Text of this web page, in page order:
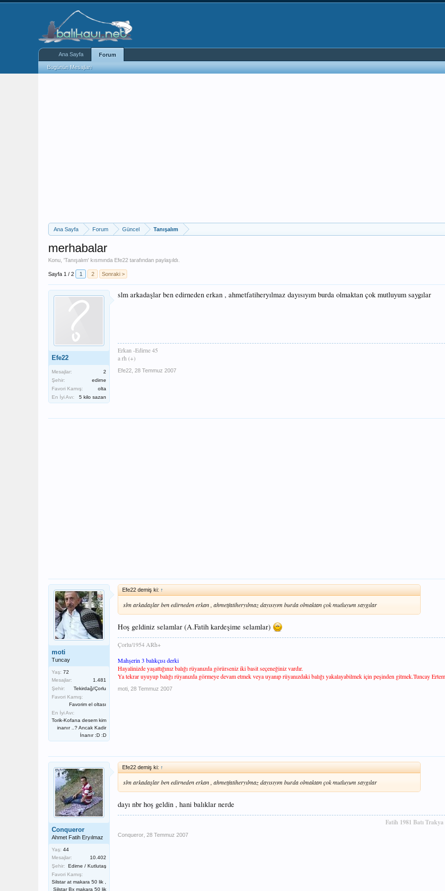
Ana Sayfa Forum Güncel Tanışalım
merhabalar
Konu, 'Tanışalım' kısmında Efe22 tarafından paylaşıldı.
Sayfa 1 / 2 1 2 Sonraki >
Efe22
Mesajlar:
2
Şehir:
edirne
Favori Kamış:
olta
En İyi Avı:
5 kilo sazan
slm arkadaşlar ben edirneden erkan , ahmetfatiheryılmaz dayısıyım burda olmaktan çok mutluyum saygılar
Erkan -Edirne 45
a rh (+)
Efe22 28 Temmuz 2007
moti
Tuncay
Yaş: 72
Mesajlar:
1.481
Şehir:
Tekirdağ/Çorlu
Favori Kamış:
Favorim el oltası
En İyi Avı:
Torik-Kofana desem kim
inanır ..? Ancak Kadir
İnanır :D :D
Efe22 demiş ki: ↑
slm arkadaşlar ben edirneden erkan , ahmetfatiheryılmaz dayısıyım burda olmaktan çok mutluyum saygılar
Hoş geldiniz selamlar (A.Fatih kardeşime selamlar)
Çorlu/1954 ARh+
Mahşerin 3 balıkçısı derki
Hayalinizde yaşattığınız balığı rüyanızda görürseniz iki basit seçeneğiniz vardır.
Ya tekrar uyuyup balığı rüyanızda görmeye devam etmek veya uyanıp rüyanızdaki balığı yakalayabilmek için peşinden gitmek.Tuncay
moti 28 Temmuz 2007
Conqueror
Ahmet Fatih Eryılmaz
Yaş: 44
Mesajlar:
10.402
Şehir:
Edirne / Kutlutaş
Favori Kamış:
Silstar at makara 50 lik ,
Silstar Bx makara 50 lik
Efe22 demiş ki: ↑
slm arkadaşlar ben edirneden erkan , ahmetfatiheryılmaz dayısıyım burda olmaktan çok mutluyum saygılar
dayı nbr hoş geldin , hani balıklar nerde
Fatih 1981 Batı
Conqueror 28 Temmuz 2007
Ana Sayfa Forum
Bugünün Mesajları